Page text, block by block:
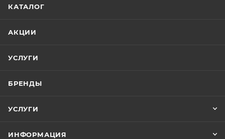
КАТАЛОГ
АКЦИИ
УСЛУГИ
БРЕНДЫ
УСЛУГИ
ИНФОРМАЦИЯ